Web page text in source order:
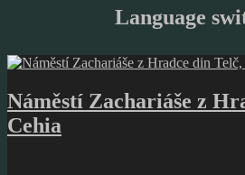
Language
Náměstí Zachariáše z
Cehia